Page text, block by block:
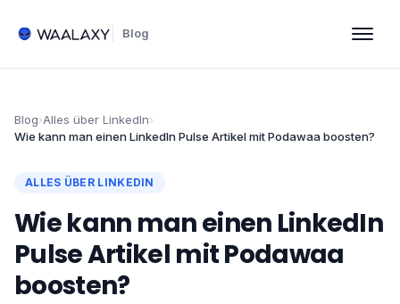
Blog
Blog›Alles über LinkedIn›
Wie kann man einen LinkedIn Pulse Artikel mit Podawaa boosten?
ALLES ÜBER LINKEDIN
Wie kann man einen LinkedIn
Pulse Artikel mit Podawaa
boosten?